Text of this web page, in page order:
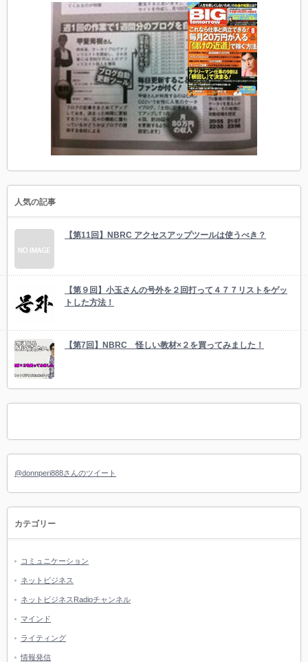
人気の記事
【第11回】NBRC アクセスアップツールは使うべき？
【第９回】小玉さんの号外を２回打って４７７リストをゲッ
トした方法！
【第7回】NBRC 怪しい教材×２を買ってみました！
@donnperi888さんのツイート
カテゴリー
コミュニケーション
ネットビジネス
ネットビジネスRadioチャンネル
マインド
ライティング
情報発信